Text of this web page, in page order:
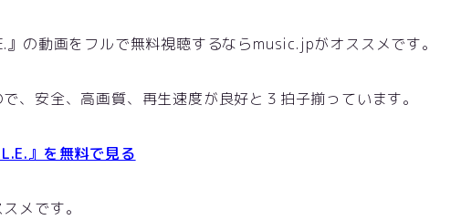
』の動画をフルで無料視聴するならmusic.jpがオススメです。
、安全、高画質、再生速度が良好と３拍子揃っています。
』を無料で見る
メです。